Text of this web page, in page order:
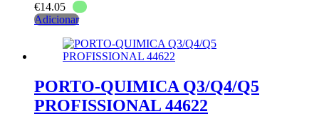
€14.05
Adicionar
PORTO-QUIMICA Q3/Q4/Q5
PROFISSIONAL 44622